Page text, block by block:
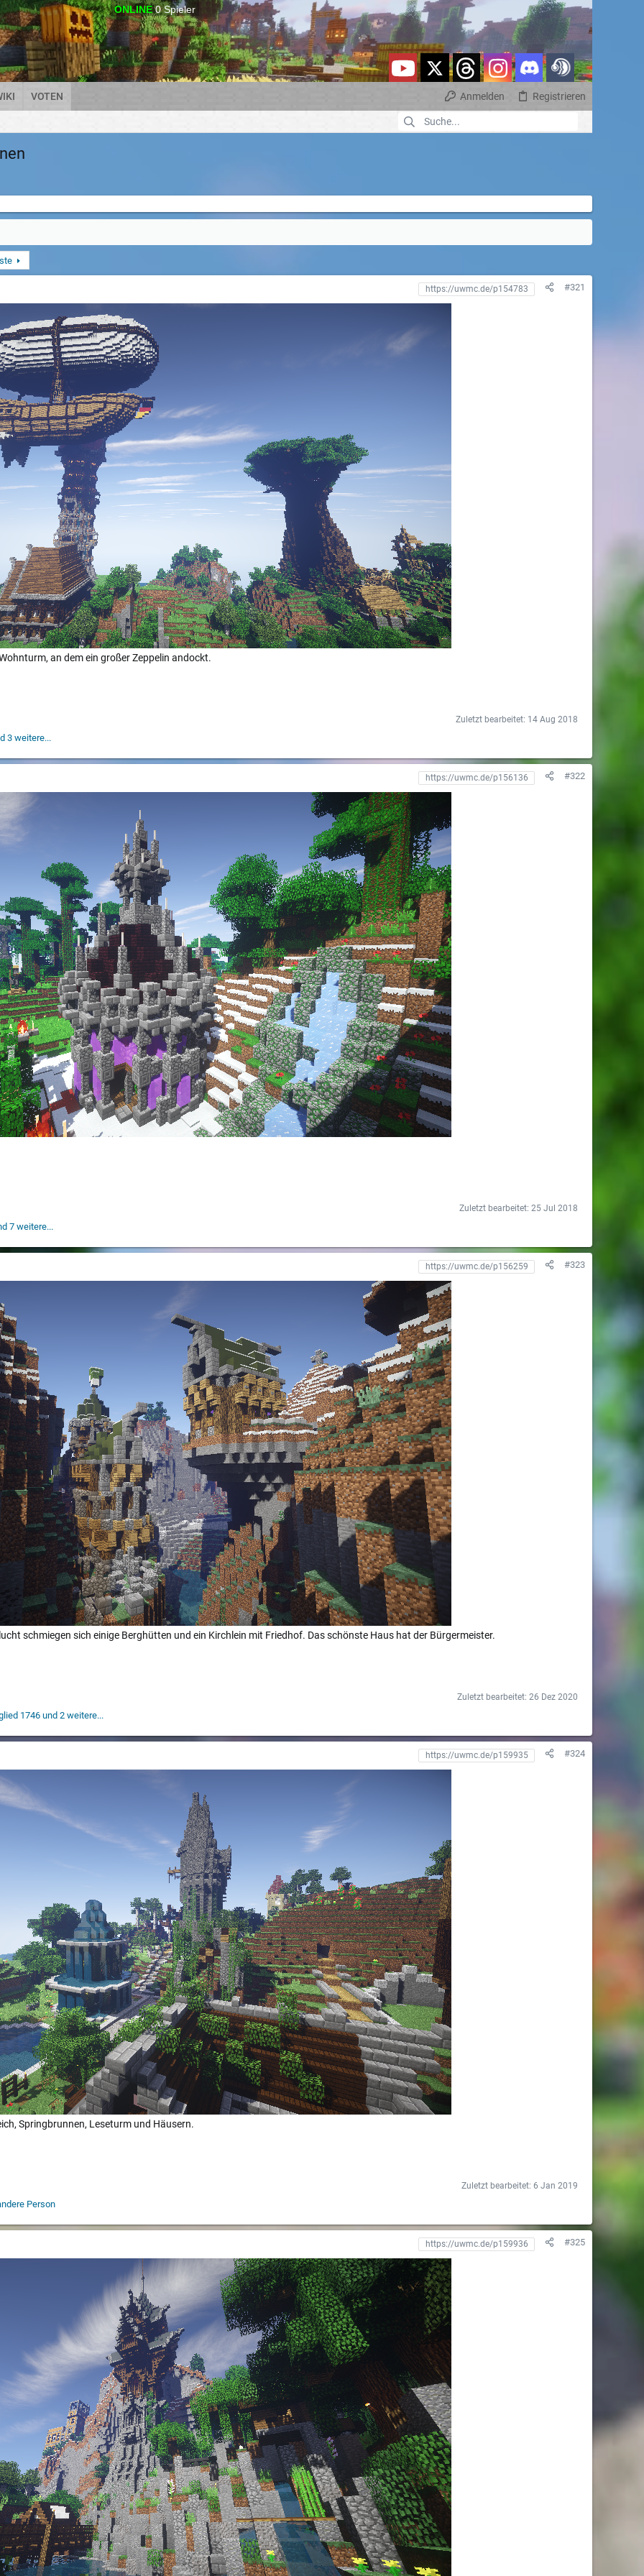
VOTEN Anmelden Registrieren
#321
an dem ein großer Zeppelin andockt.
Zuletzt bearbeitet: 14 Aug 2018
3 weitere...
#322
Zuletzt bearbeitet: 25 Jul 2018
7 weitere...
#323
schmiegen sich einige Berghütten und ein Kirchlein mit Friedhof. Das schönste Haus hat der Bürgermeister.
Zuletzt bearbeitet: 26 Dez 2020
1746 und 2 weitere...
#324
Springbrunnen, Leseturm und Häusern.
Zuletzt bearbeitet: 6 Jan 2019
Person
#325
ONLINE 0Spieler